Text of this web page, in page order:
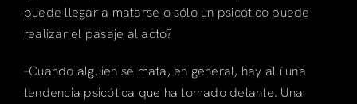
puede llegar a matarse o sólo un psicótico puede
realizar el pasaje al acto?
–Cuando alguien se mata, en general, hay allí una
tendencia psicótica que ha tomado delante. Una